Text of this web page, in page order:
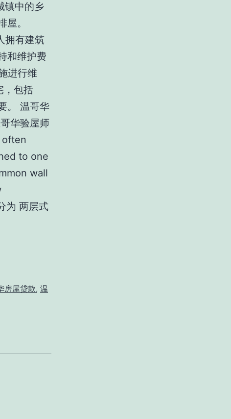
镇中的乡
屋。
拥有建筑
和维护费
进行维
，包括
。 温哥华
华验屋师
often
to one
wall
为 两层式
房屋贷款, 温